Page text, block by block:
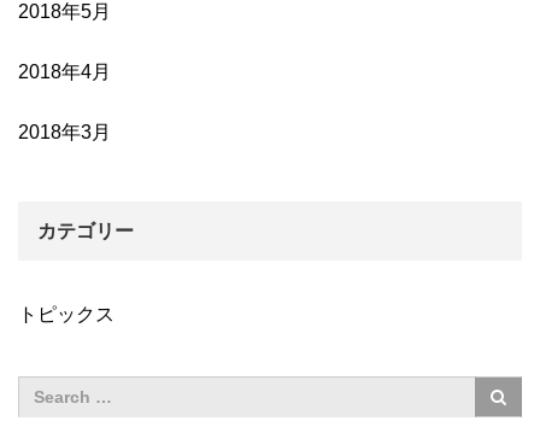
2018年5月
2018年4月
2018年3月
カテゴリー
トピックス